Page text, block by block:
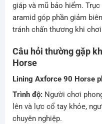
giáp và mũ bảo hiểm.
aramid góp phần giảm
tránh chấn thương khi
Câu hỏi thường gặp
Horse
Lining Axforce 90 Horse
Trình độ:Người chơi
lên và lực cổ tay khỏe,
chuyên nghiệp.